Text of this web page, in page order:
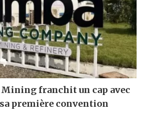
Mining franchit un cap avec
première convention